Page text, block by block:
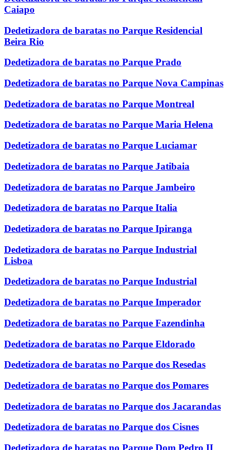
Caiapo
Dedetizadora de baratas no Parque Residencial
Beira Rio
Dedetizadora de baratas no Parque Prado
Dedetizadora de baratas no Parque Nova Campinas
Dedetizadora de baratas no Parque Montreal
Dedetizadora de baratas no Parque Maria Helena
Dedetizadora de baratas no Parque Luciamar
Dedetizadora de baratas no Parque Jatibaia
Dedetizadora de baratas no Parque Jambeiro
Dedetizadora de baratas no Parque Italia
Dedetizadora de baratas no Parque Ipiranga
Dedetizadora de baratas no Parque Industrial
Lisboa
Dedetizadora de baratas no Parque Industrial
Dedetizadora de baratas no Parque Imperador
Dedetizadora de baratas no Parque Fazendinha
Dedetizadora de baratas no Parque Eldorado
Dedetizadora de baratas no Parque dos Resedas
Dedetizadora de baratas no Parque dos Pomares
Dedetizadora de baratas no Parque dos Jacarandas
Dedetizadora de baratas no Parque dos Cisnes
Dedetizadora de baratas no Parque Dom Pedro II